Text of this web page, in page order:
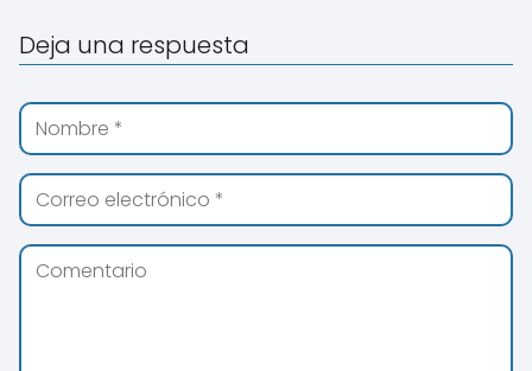
Deja una respuesta